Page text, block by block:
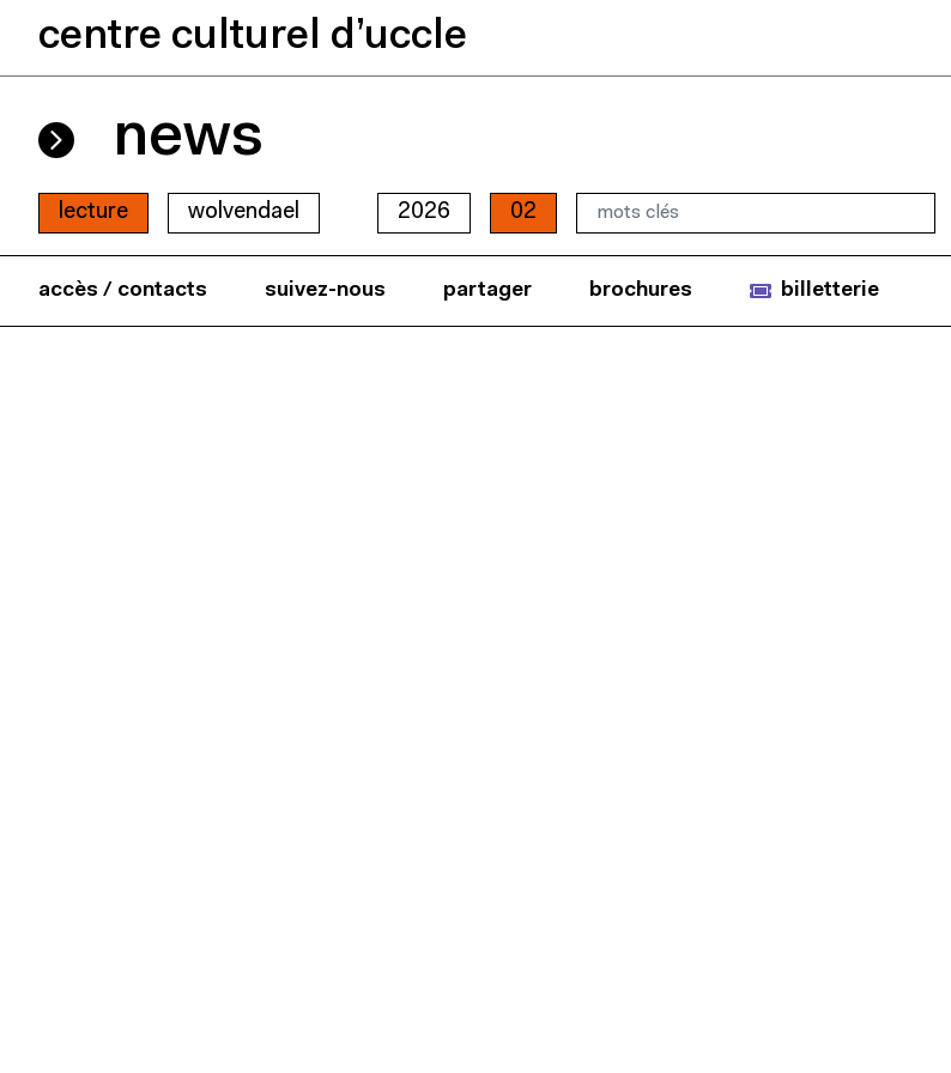
centre culturel d’uccle
news
lecture wolvendael 2026 02
accès / contacts suivez-nous partager brochures billetterie